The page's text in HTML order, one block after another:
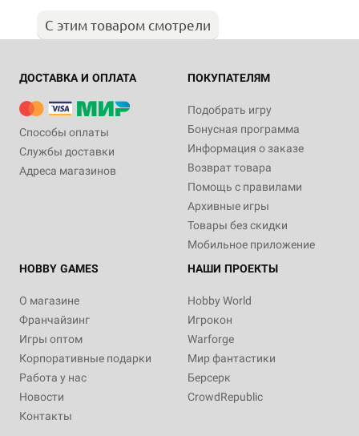
С этим товаром смотрели
ДОСТАВКА И ОПЛАТА
Способы оплаты
Службы доставки
Адреса магазинов
ПОКУПАТЕЛЯМ
Подобрать игру
Бонусная программа
Информация о заказе
Возврат товара
Помощь с правилами
Архивные игры
Товары без скидки
Мобильное приложение
HOBBY GAMES
О магазине
Франчайзинг
Игры оптом
Корпоративные подарки
Работа у нас
Новости
Контакты
НАШИ ПРОЕКТЫ
Hobby World
Игрокон
Warforge
Мир фантастики
Берсерк
CrowdRepublic